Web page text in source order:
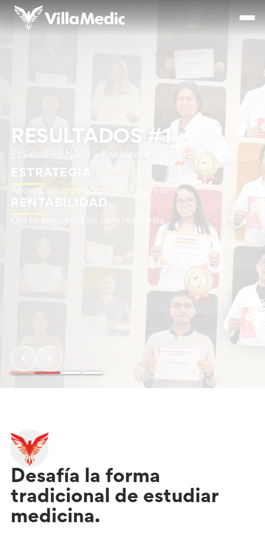
RESULTADOS #1
EsSalud – ENAM – Residentado Médico
ESTRATEGIA
Aborda los segmentos que más te sirvan.
RENTABILIDAD
Obtén seguridad en cada respuesta.
Desafía la forma
tradicional de estudiar
medicina.